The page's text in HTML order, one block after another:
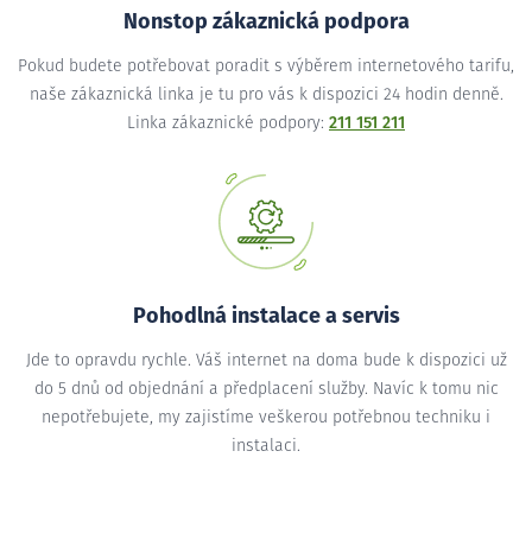
Nonstop zákaznická podpora
Pokud budete potřebovat poradit s výběrem internetového tarifu,
naše zákaznická linka je tu pro vás k dispozici 24 hodin denně.
Linka zákaznické podpory: 211 151 211
Pohodlná instalace a servis
Jde to opravdu rychle. Váš internet na doma bude k dispozici už
do 5 dnů od objednání a předplacení služby. Navíc k tomu nic
nepotřebujete, my zajistíme veškerou potřebnou techniku i
instalaci.